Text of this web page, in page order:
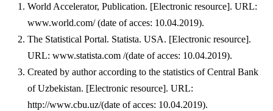
World Accelerator, Publication. [Electronic resource]. URL:
www.world.com/ (date of acces: 10.04.2019).
The Statistical Portal. Statista. USA. [Electronic resource].
URL: www.statista.com /(date of acces: 10.04.2019).
Created by author according to the statistics of Central Bank
of Uzbekistan. [Electronic resource]. URL:
http://www.cbu.uz/(date of acces: 10.04.2019).